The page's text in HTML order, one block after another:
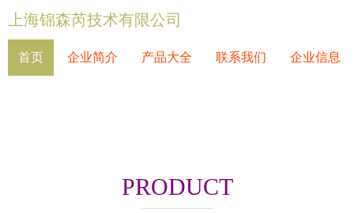
上海锦森芮技术有限公司
首页 企业简介 产品大全 联系我们 企业信息
PRODUCT